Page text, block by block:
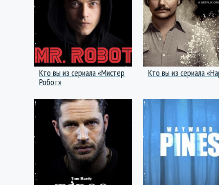
Кто вы из сериала «Мистер
Робот»
Кто вы из сериала